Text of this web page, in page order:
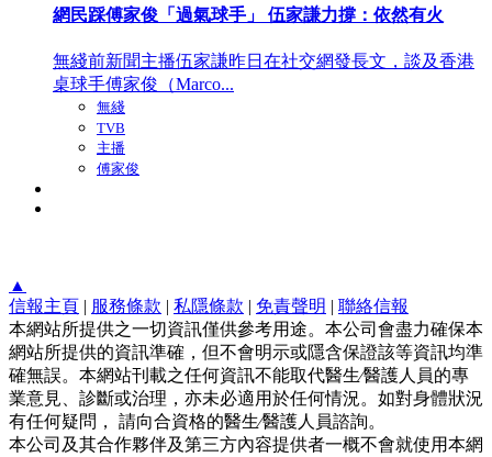
網民踩傅家俊「過氣球手」 伍家謙力撐：依然有火
無綫前新聞主播伍家謙昨日在社交網發長文，談及香港
桌球手傅家俊（Marco...
無綫
TVB
主播
傅家俊
▲
信報主頁 | 服務條款 | 私隱條款 | 免責聲明 | 聯絡信報
本網站所提供之一切資訊僅供參考用途。本公司會盡力確保本
網站所提供的資訊準確，但不會明示或隱含保證該等資訊均準
確無誤。本網站刊載之任何資訊不能取代醫生∕醫護人員的專
業意見、診斷或治理，亦未必適用於任何情況。如對身體狀況
有任何疑問， 請向合資格的醫生∕醫護人員諮詢。
本公司及其合作夥伴及第三方內容提供者一概不會就使用本網